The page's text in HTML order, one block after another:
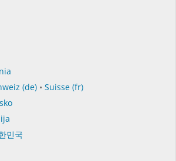
(de) • Suisse (fr)
민국